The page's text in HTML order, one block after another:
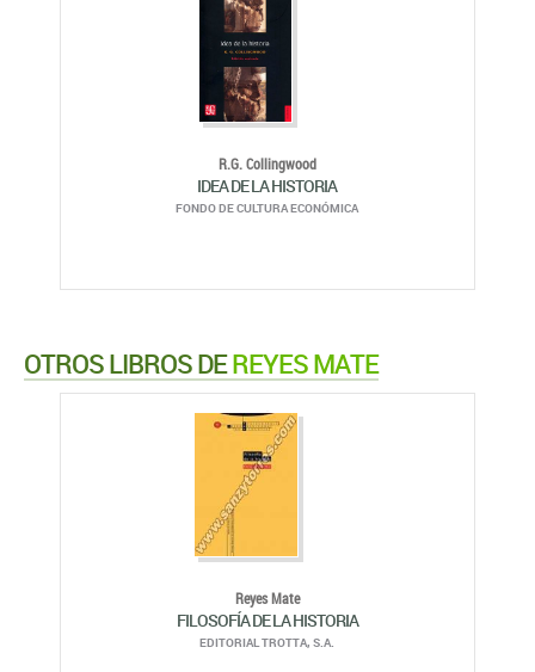
R.G. Collingwood
IDEA DE LA HISTORIA
FONDO DE CULTURA ECONÓMICA
OTROS LIBROS DEREYES MATE
Reyes Mate
FILOSOFÍA DE LA HISTORIA
EDITORIAL TROTTA, S.A.